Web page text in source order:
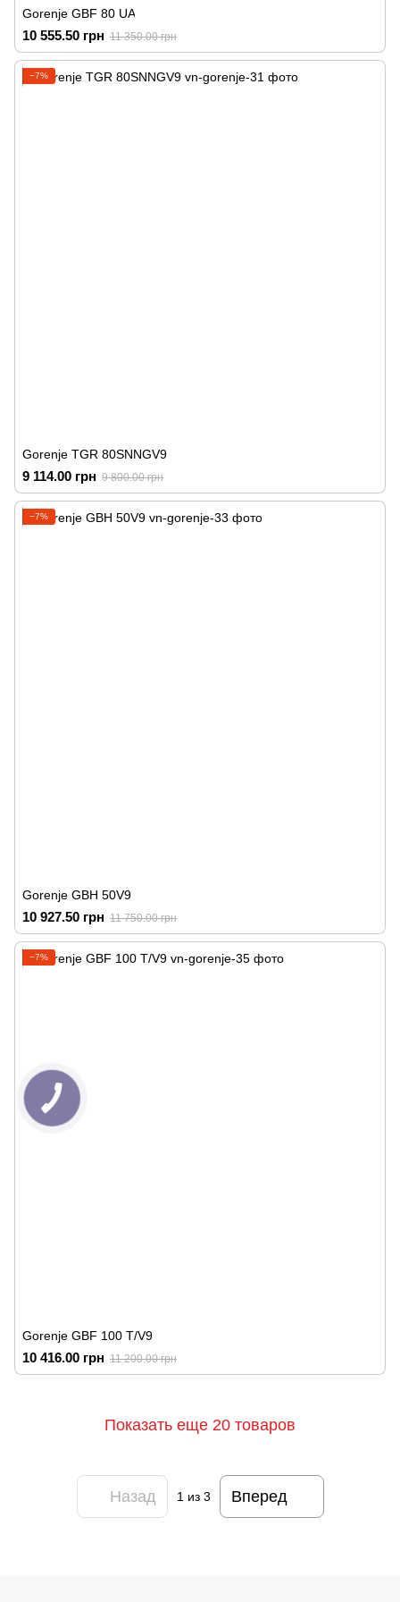
Gorenje GBF 80 UA
10 555.50 грн 11 350.00 грн
−7%
Gorenje TGR 80SNNGV9
9 114.00 грн 9 800.00 грн
−7%
Gorenje GBH 50V9
10 927.50 грн 11 750.00 грн
−7%
Gorenje GBF 100 T/V9
10 416.00 грн 11 200.00 грн
Показать еще 20 товаров
Назад 1 из 3 Вперед